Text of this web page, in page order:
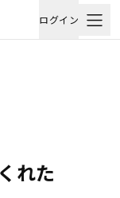
ログイン
れた